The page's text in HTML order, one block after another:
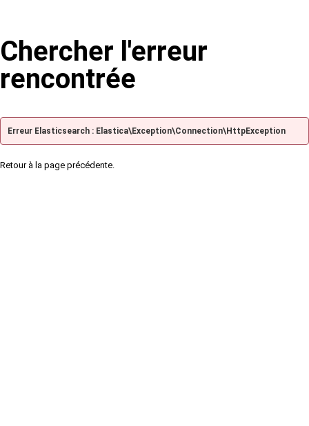
Chercher l'erreur
rencontrée
Erreur Elasticsearch : Elastica\Exception\Connection\HttpException
Retour à la page précédente.